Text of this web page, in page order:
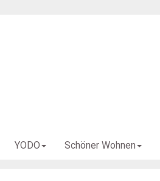
YODO Schöner Wohnen